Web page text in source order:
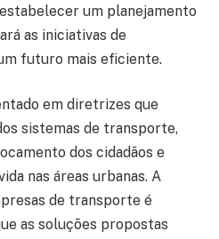
um planejamento
as iniciativas de
futuro mais eficiente.
em diretrizes que
sistemas de transporte,
dos cidadãos e
nas áreas urbanas. A
de transporte é
as soluções propostas